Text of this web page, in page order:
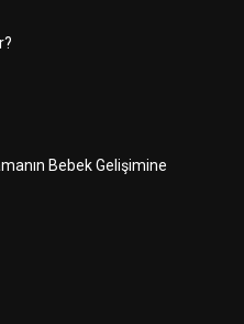
Bebek Gelişimine